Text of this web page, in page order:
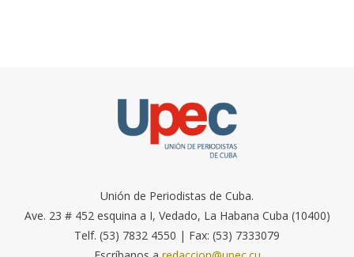
Unión de Periodistas de Cuba.
Ave. 23 # 452 esquina a I, Vedado, La Habana Cuba (10400)
Telf. (53) 7832 4550 | Fax: (53) 7333079